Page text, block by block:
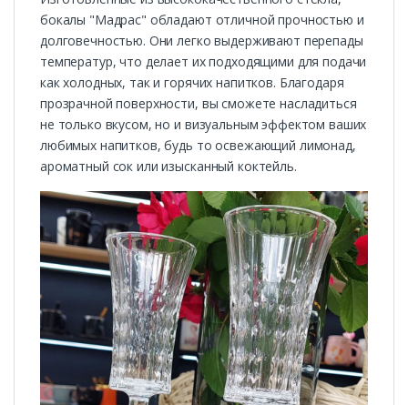
бокалы "Мадрас" обладают отличной прочностью и
долговечностью. Они легко выдерживают перепады
температур, что делает их подходящими для подачи
как холодных, так и горячих напитков. Благодаря
прозрачной поверхности, вы сможете насладиться
не только вкусом, но и визуальным эффектом ваших
любимых напитков, будь то освежающий лимонад,
ароматный сок или изысканный коктейль.